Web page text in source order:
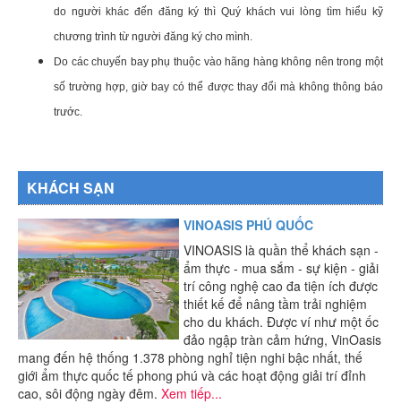
do người khác đến đăng ký thì Quý khách vui lòng tìm hiểu kỹ
chương trình từ người đăng ký cho mình.
Do các chuyến bay phụ thuộc vào hãng hàng không nên trong một
số trường hợp, giờ bay có thể được thay đổi mà không thông báo
trước.
KHÁCH SẠN
VINOASIS PHÚ QUỐC
VINOASIS là quần thể khách sạn -
ẩm thực - mua sắm - sự kiện - giải
trí công nghệ cao đa tiện ích được
thiết kế để nâng tầm trải nghiệm
cho du khách. Được ví như một ốc
đảo ngập tràn cảm hứng, VinOasis
mang đến hệ thống 1.378 phòng nghỉ tiện nghi bậc nhất, thế
giới ẩm thực quốc tế phong phú và các hoạt động giải trí đỉnh
cao, sôi động ngày đêm. Xem tiếp...